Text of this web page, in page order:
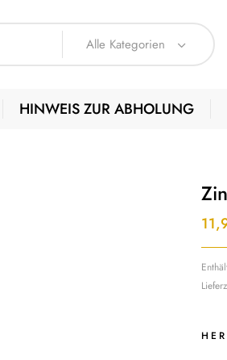
Alle Kategorien
HINWEIS ZUR ABHOLUNG